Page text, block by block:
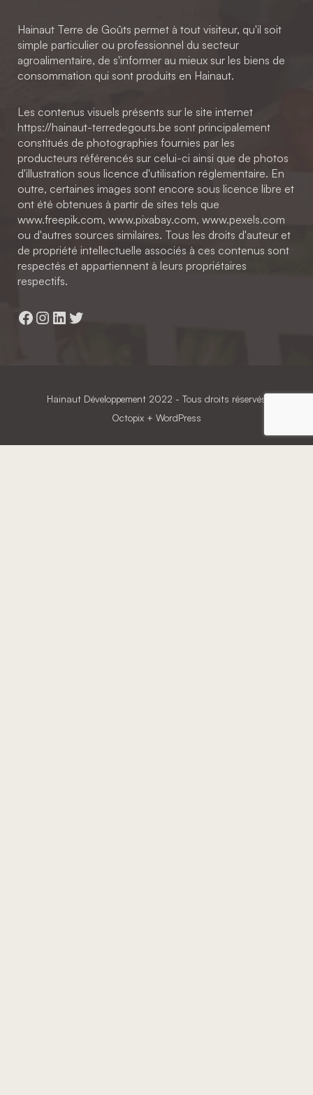
Hainaut Terre de Goûts permet à tout visiteur, qu'il soit
simple particulier ou professionnel du secteur
agroalimentaire, de s'informer au mieux sur les biens de
consommation qui sont produits en Hainaut.
Les contenus visuels présents sur le site internet
https://hainaut-terredegouts.be sont principalement
constitués de photographies fournies par les
producteurs référencés sur celui-ci ainsi que de photos
d'illustration sous licence d'utilisation réglementaire. En
outre, certaines images sont encore sous licence libre et
ont été obtenues à partir de sites tels que
www.freepik.com, www.pixabay.com, www.pexels.com
ou d'autres sources similaires. Tous les droits d'auteur et
de propriété intellectuelle associés à ces contenus sont
respectés et appartiennent à leurs propriétaires
respectifs.
Facebook
Instagram
LinkedIn
Twitter
Hainaut Développement 2022 - Tous droits réservés
Octopix + WordPress